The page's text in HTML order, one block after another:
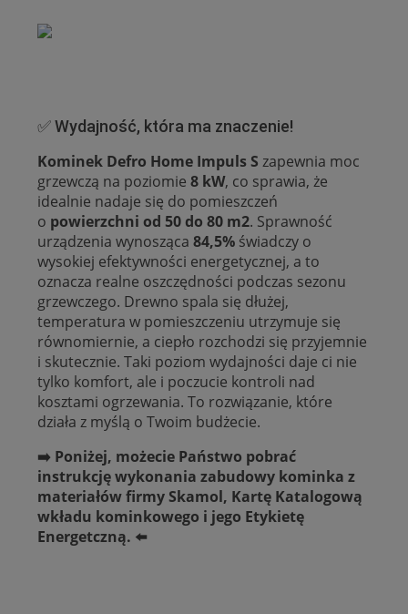
✅ Wydajność, która ma znaczenie!
Kominek Defro Home Impuls S zapewnia moc
grzewczą na poziomie 8 kW, co sprawia, że
idealnie nadaje się do pomieszczeń
o powierzchni od 50 do 80 m2. Sprawność
urządzenia wynosząca 84,5% świadczy o
wysokiej efektywności energetycznej, a to
oznacza realne oszczędności podczas sezonu
grzewczego. Drewno spala się dłużej,
temperatura w pomieszczeniu utrzymuje się
równomiernie, a ciepło rozchodzi się przyjemnie
i skutecznie. Taki poziom wydajności daje ci nie
tylko komfort, ale i poczucie kontroli nad
kosztami ogrzewania. To rozwiązanie, które
działa z myślą o Twoim budżecie.
➡️ Poniżej, możecie Państwo pobrać
instrukcję wykonania zabudowy kominka z
materiałów firmy Skamol, Kartę Katalogową
wkładu kominkowego i jego Etykietę
Energetczną. ⬅️